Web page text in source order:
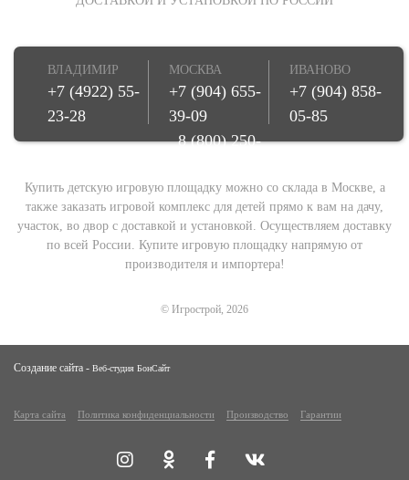
ВЛАДИМИР
+7 (4922) 55-
23-28
МОСКВА
+7 (904) 655-
39-09
8 (800) 250-
ИВАНОВО
+7 (904) 858-
05-85
Купить детскую игровую площадку можно со склада в Москве, а
также заказать игровой комплекс для детей прямо к вам на дачу,
участок, во двор с доставкой и установкой. Осуществляем доставку
по всей России. Купите игровую площадку напрямую от
производителя и импортера!
© Игрострой, 2026
Создание сайта - Веб-студия БонСайт
Карта сайта Политика конфиденциальности Производство Гарантии